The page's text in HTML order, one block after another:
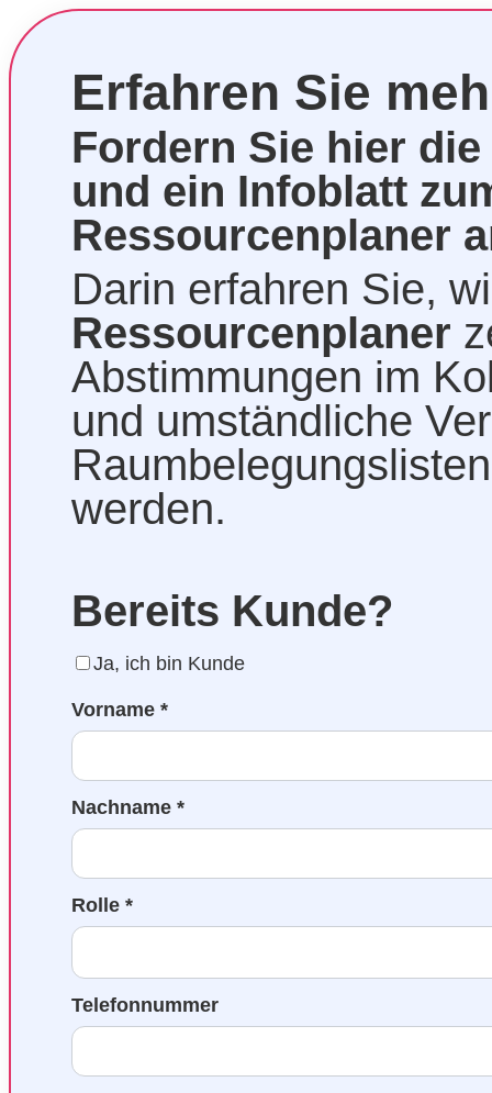
Erfahren Sie
Fordern Sie hier
und ein Infoblatt
Ressourcenplaner
Darin erfahren Sie,
Ressourcenplaner
Abstimmungen im
und umständliche
werden.
Bereits Kunde?
Ja, ich bin Kunde
Vorname *
Nachname *
Rolle *
Telefonnummer